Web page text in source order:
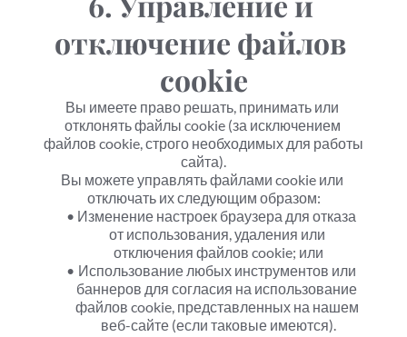
отключение файлов
cookie
Вы имеете право решать, принимать или
отклонять файлы cookie (за исключением
файлов cookie, строго необходимых для работы
сайта).
Вы можете управлять файлами cookie или
отключать их следующим образом:
Изменение настроек браузера для отказа
от использования, удаления или
отключения файлов cookie; или
Использование любых инструментов или
баннеров для согласия на использование
файлов cookie, представленных на нашем
веб-сайте (если таковые имеются).